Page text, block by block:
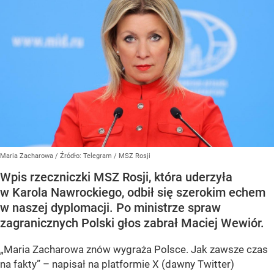
Maria Zacharowa / Źródło: Telegram / MSZ Rosji
Wpis rzeczniczki MSZ Rosji, która uderzyła
w Karola Nawrockiego, odbił się szerokim echem
w naszej dyplomacji. Po ministrze spraw
zagranicznych Polski głos zabrał Maciej Wewiór.
„Maria Zacharowa znów wygraża Polsce. Jak zawsze czas
na fakty” – napisał na platformie X (dawny Twitter)